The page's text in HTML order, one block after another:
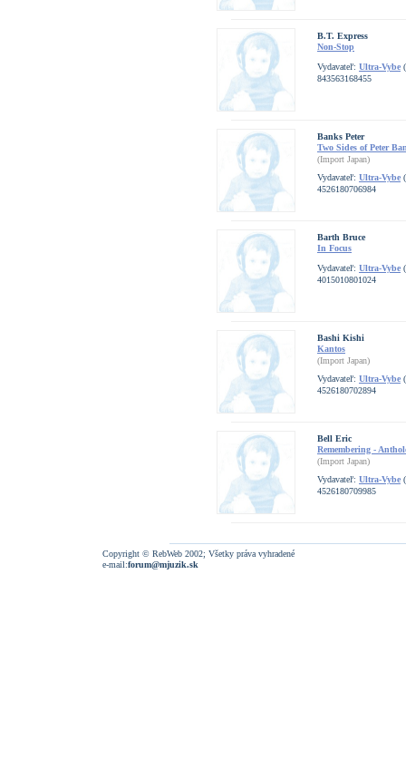
B.T. Express
Non-Stop
Vydavateľ: Ultra-Vybe
843563168455
Banks Peter
Two Sides of Peter
(Import Japan)
Vydavateľ: Ultra-Vybe
4526180706984
Barth Bruce
In Focus
Vydavateľ: Ultra-Vybe
4015010801024
Bashi Kishi
Kantos
(Import Japan)
Vydavateľ: Ultra-Vybe
4526180702894
Bell Eric
Remembering -
(Import Japan)
Vydavateľ: Ultra-Vybe
4526180709985
Copyright © RebWeb 2002; Všetky práva vyhradené
e-mail:forum@mjuzik.sk